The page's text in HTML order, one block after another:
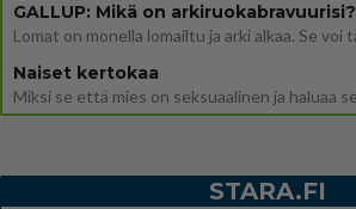
GALLUP: Mikä on arkiruokabravuurisi?
Naiset kertokaa
STARA.FI